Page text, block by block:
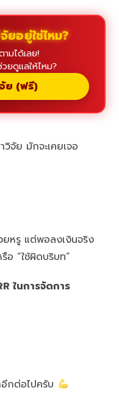
ยอยู่ใช่ไหม?
มได้เลย!
วยดูแลให้ไหม?
จัย (ฟรี)
จัย มักจะเคยเจอ
ยหรู แต่พอลงเงินจริง
อ “ใช้ผิดบริบท”
ในการจัดการ
กต่อไปครับ